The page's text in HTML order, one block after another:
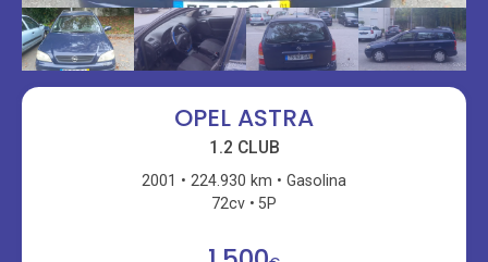
OPEL ASTRA
1.2 CLUB
2001 224.930 km
Gasolina
72cv
5P